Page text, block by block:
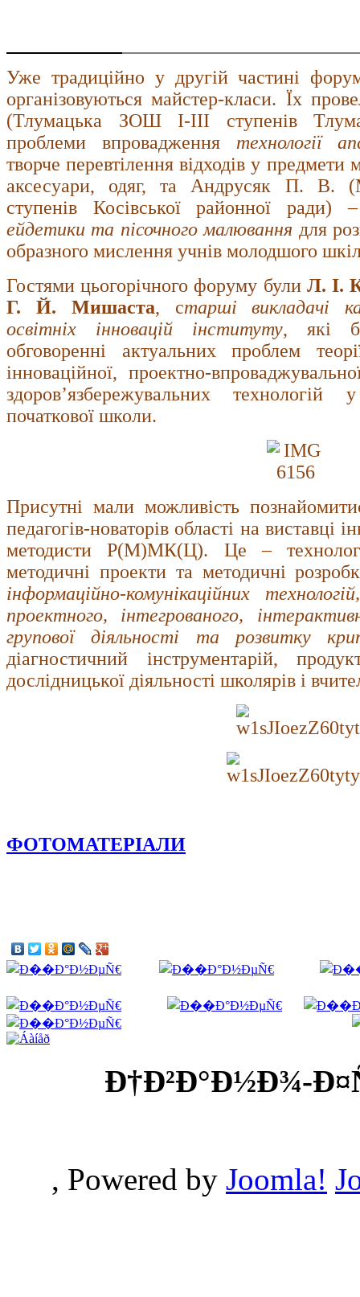
Уже традиційно у другій частині
організовуються майстер-класи. Їх
(Тлумацька ЗОШ І-ІІІ ступенів
проблеми впровадження технології
творче перевтілення відходів у предмети
аксесуари, одяг, та Андрусяк П. В.
ступенів Косівської районної ради)
ейдетики та пісочного малювання для
образного мислення учнів молодшого
Гостями цьогорічного форуму були Л. І.
Г. Й. Мишаста, старші викладачі
освітніх інновацій інституту, які
обговоренні актуальних проблем
інноваційної, проектно-
здоров’язбережувальних технологій
початкової школи.
Присутні мали можливість
педагогів-новаторів області на виставці
методисти Р(М)МК(Ц). Це –
методичні проекти та методичні
інформаційно-комунікаційних
проектного, інтегрованого,
групової діяльності
та розвитку
діагностичний інструментарій,
дослідницької діяльності школярів і
ФОТОМАТЕРІАЛИ
Ð†Ð²Ð°Ð½Ð¾-
, Powered by Joomla!